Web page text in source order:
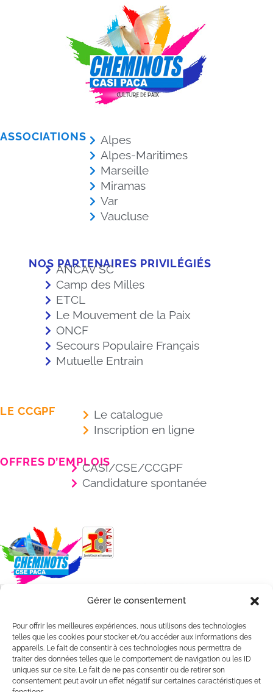
Gérer le consentement
Pour offrir les meilleures expériences, nous utilisons des technologies
telles que les cookies pour stocker et/ou accéder aux informations des
appareils. Le fait de consentir à ces technologies nous permettra de
traiter des données telles que le comportement de navigation ou les ID
uniques sur ce site. Le fait de ne pas consentir ou de retirer son
consentement peut avoir un effet négatif sur certaines caractéristiques et
NOS PARTENAIRES PRIVILÉGIÉS
ANCAV SC
Camp des Milles
ETCL
Le Mouvement de la Paix
ONCF
Secours Populaire Français
Mutuelle Entrain
ASSOCIATIONS
Alpes
Alpes-Maritimes
Marseille
Miramas
Var
Vaucluse
LE CCGPF
Le catalogue
Inscription en ligne
OFFRES D’EMPLOISCASI/CSE/CCGPF
Candidature spontanée